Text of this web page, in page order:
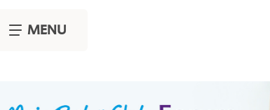
MENU